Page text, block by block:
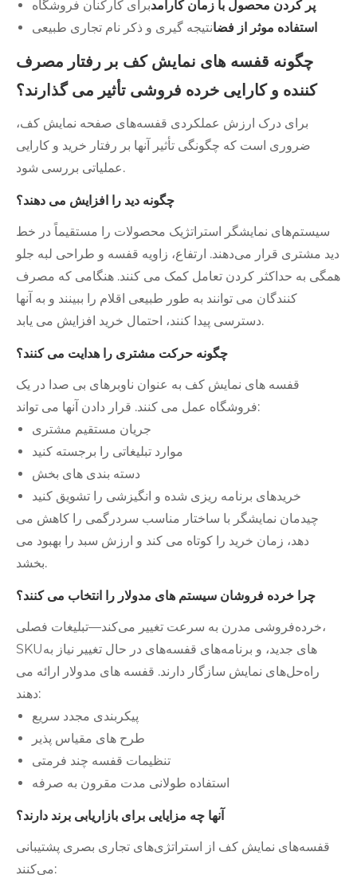
پر کردن محصول با زمان کارآمدبرای کارکنان فروشگاه
استفاده موثر از فضانتیجه گیری و ذکر نام تجاری طبیعی
چگونه قفسه های نمایش کف بر رفتار مصرف
کننده و کارایی خرده فروشی تأثیر می گذارند؟
برای درک ارزش عملکردی قفسه‌های صفحه نمایش کف،
ضروری است که چگونگی تأثیر آنها بر رفتار خرید و کارایی
عملیاتی بررسی شود.
چگونه دید را افزایش می دهند؟
سیستم‌های نمایشگر استراتژیک محصولات را مستقیماً در خط
دید مشتری قرار می‌دهند. ارتفاع، زاویه قفسه و طراحی لبه جلو
همگی به حداکثر کردن تعامل کمک می کنند. هنگامی که مصرف
کنندگان می توانند به طور طبیعی اقلام را ببینند و به آنها
دسترسی پیدا کنند، احتمال خرید افزایش می یابد.
چگونه حرکت مشتری را هدایت می کنند؟
قفسه های نمایش کف به عنوان ناوبرهای بی صدا در یک
فروشگاه عمل می کنند. قرار دادن آنها می تواند:
جریان مستقیم مشتری
موارد تبلیغاتی را برجسته کنید
دسته بندی های بخش
خریدهای برنامه ریزی شده و انگیزشی را تشویق کنید
چیدمان نمایشگر با ساختار مناسب سردرگمی را کاهش می
دهد، زمان خرید را کوتاه می کند و ارزش سبد را بهبود می
بخشد.
چرا خرده فروشان سیستم های مدولار را انتخاب می کنند؟
خرده‌فروشی مدرن به سرعت تغییر می‌کند—تبلیغات فصلی،
SKUهای جدید، و برنامه‌های قفسه‌های در حال تغییر نیاز به
راه‌حل‌های نمایش سازگار دارند. قفسه های مدولار ارائه می
دهند:
پیکربندی مجدد سریع
طرح های مقیاس پذیر
تنظیمات قفسه چند فرمتی
استفاده طولانی مدت مقرون به صرفه
آنها چه مزایایی برای بازاریابی برند دارند؟
قفسه‌های نمایش کف از استراتژی‌های تجاری بصری پشتیبانی
می‌کنند: